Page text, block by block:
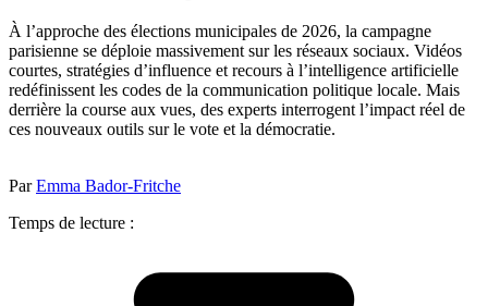
À l’approche des élections municipales de 2026, la campagne
parisienne se déploie massivement sur les réseaux sociaux. Vidéos
courtes, stratégies d’influence et recours à l’intelligence artificielle
redéfinissent les codes de la communication politique locale. Mais
derrière la course aux vues, des experts interrogent l’impact réel de
ces nouveaux outils sur le vote et la démocratie.
ParEmma Bador-Fritche
Temps de lecture :